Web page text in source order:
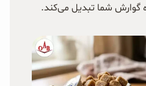
گوارش شما تبدیل می‌کند.